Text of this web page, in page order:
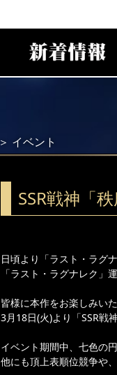
＞ イベント
SSR戦神「
日頃より「ラスト・ラグ
「ラスト・ラグナレク」
皆様に本作をお楽しみいた
3月18日(火)より「SSR戦
イベント期間中、七色の
他にも頂上表順位競争や